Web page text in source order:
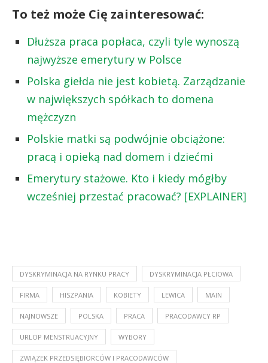
To też może Cię zainteresować:
Dłuższa praca popłaca, czyli tyle wynoszą
najwyższe emerytury w Polsce
Polska giełda nie jest kobietą. Zarządzanie
w największych spółkach to domena
mężczyzn
Polskie matki są podwójnie obciążone:
pracą i opieką nad domem i dziećmi
Emerytury stażowe. Kto i kiedy mógłby
wcześniej przestać pracować? [EXPLAINER]
DYSKRYMINACJA NA RYNKU PRACY DYSKRYMINACJA PŁCIOWA
FIRMA HISZPANIA KOBIETY LEWICA MAIN
NAJNOWSZE POLSKA PRACA PRACODAWCY RP
URLOP MENSTRUACYJNY WYBORY
ZWIĄZEK PRZEDSIĘBIORCÓW I PRACODAWCÓW